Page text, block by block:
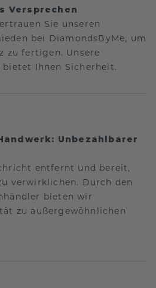
Versprechen
Sie unseren
bei DiamondsByMe, um
zu fertigen. Unsere
bietet Ihnen Sicherheit.
Unbezahlbarer
entfernt und bereit,
verwirklichen. Durch den
bieten wir
zu außergewöhnlichen